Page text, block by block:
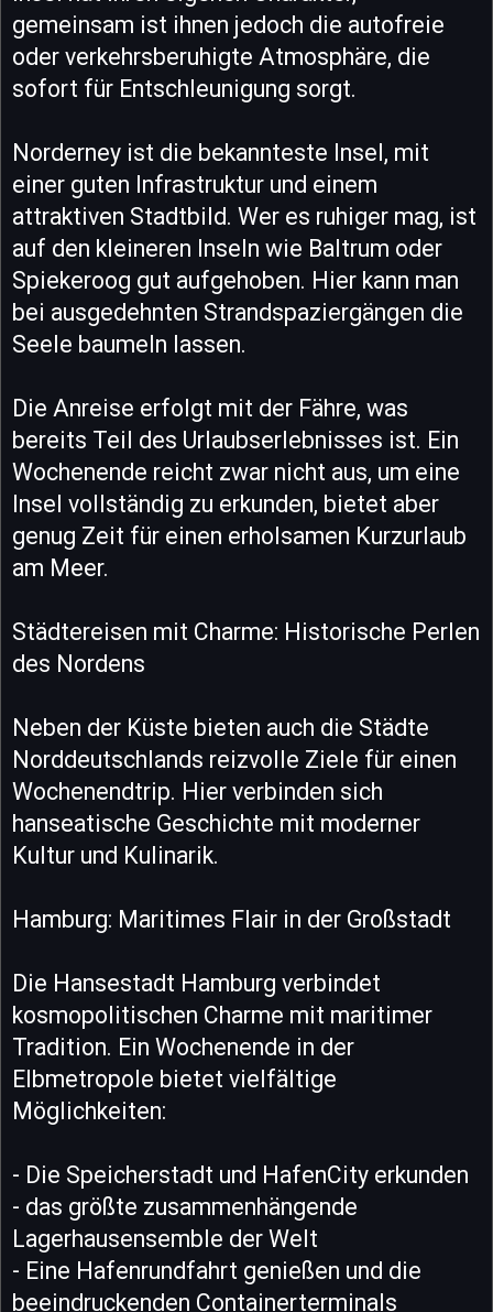
gemeinsam ist ihnen jedoch die autofreie
oder verkehrsberuhigte Atmosphäre, die
sofort für Entschleunigung sorgt.
Norderney ist die bekannteste Insel, mit
einer guten Infrastruktur und einem
attraktiven Stadtbild. Wer es ruhiger mag, ist
auf den kleineren Inseln wie Baltrum oder
Spiekeroog gut aufgehoben. Hier kann man
bei ausgedehnten Strandspaziergängen die
Seele baumeln lassen.
Die Anreise erfolgt mit der Fähre, was
bereits Teil des Urlaubserlebnisses ist. Ein
Wochenende reicht zwar nicht aus, um eine
Insel vollständig zu erkunden, bietet aber
genug Zeit für einen erholsamen Kurzurlaub
am Meer.
Städtereisen mit Charme: Historische Perlen
des Nordens
Neben der Küste bieten auch die Städte
Norddeutschlands reizvolle Ziele für einen
Wochenendtrip. Hier verbinden sich
hanseatische Geschichte mit moderner
Kultur und Kulinarik.
Hamburg: Maritimes Flair in der Großstadt
Die Hansestadt Hamburg verbindet
kosmopolitischen Charme mit maritimer
Tradition. Ein Wochenende in der
Elbmetropole bietet vielfältige
Möglichkeiten:
- Die Speicherstadt und HafenCity erkunden
- das größte zusammenhängende
Lagerhausensemble der Welt
- Eine Hafenrundfahrt genießen und die
beeindruckenden Containerterminals